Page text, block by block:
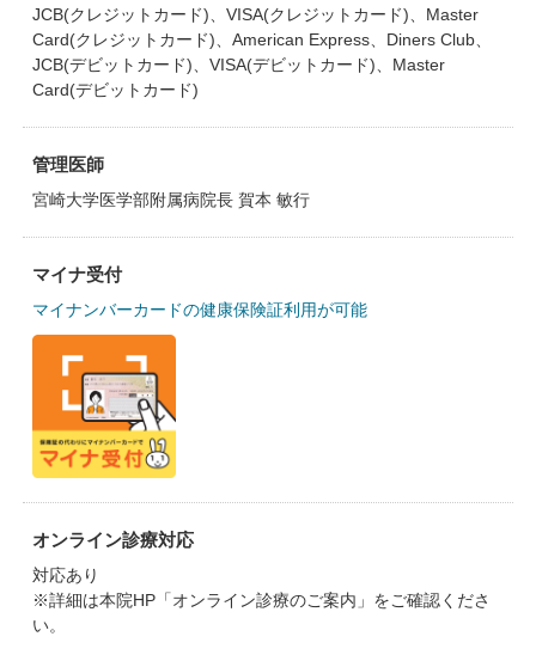
JCB(クレジットカード)、VISA(クレジットカード)、Master
Card(クレジットカード)、American Express、Diners Club、
JCB(デビットカード)、VISA(デビットカード)、Master
Card(デビットカード)
管理医師
宮崎大学医学部附属病院長 賀本 敏行
マイナ受付
マイナンバーカードの健康保険証利用が可能
オンライン診療対応
対応あり
※詳細は本院HP「オンライン診療のご案内」をご確認くださ
い。